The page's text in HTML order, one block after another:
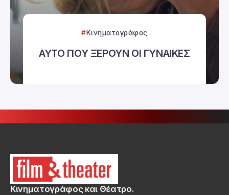
Κινηματογράφος
ΑΥΤΟ ΠΟΥ ΞΕΡΟΥΝ ΟΙ ΓΥΝΑΙΚΕΣ
Κινηματογράφος και Θέατρο.